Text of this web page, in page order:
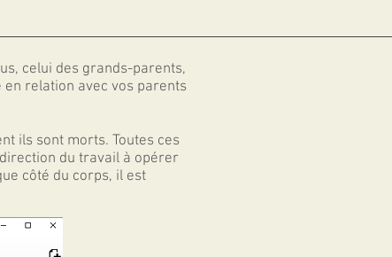
celui des grands-parents,
relation avec vos parents
ils sont morts. Toutes ces
du travail à opérer
côté du corps, il est